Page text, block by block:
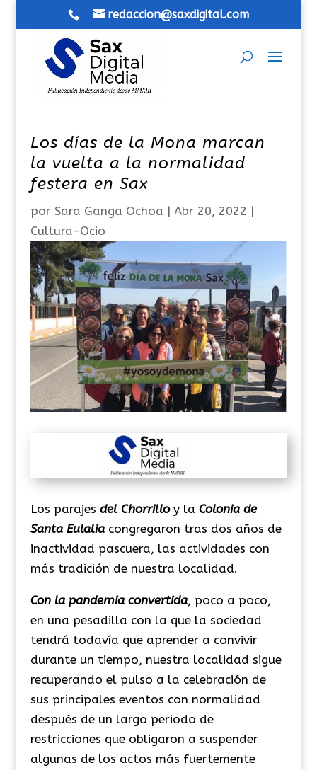
redaccion@saxdigital.com
Los días de la Mona marcan
la vuelta a la normalidad
festera en Sax
por Sara Ganga Ochoa | Abr 20, 2022 |
Cultura-Ocio
Los parajes del Chorrilloy la Colonia de
Santa Eulaliacongregaron tras dos años de
inactividad pascuera, las actividades con
más tradición de nuestra localidad.
Con la pandemia convertida, poco a poco,
en una pesadilla con la que la sociedad
tendrá todavía que aprender a convivir
durante un tiempo, nuestra localidad sigue
recuperando el pulso a la celebración de
sus principales eventos con normalidad
después de un largo periodo de
restricciones que obligaron a suspender
algunas de los actos más fuertemente